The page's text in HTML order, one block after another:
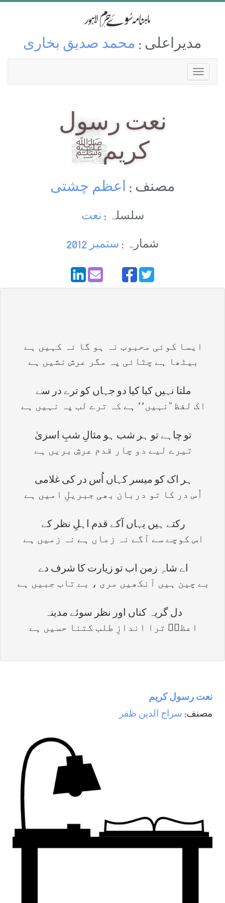
مدیراعلی : محمد صدیق بخاری
نعت رسول
کریمﷺ
مصنف : اعظم چشتی
سلسلہ : نعت
شمارہ : ستمبر 2012
ایسا کوئی محبوب نہ ہو گا نہ کہیں ہے
بیٹھا ہے چٹائی پہ مگر عرش نشیں ہے
ملتا نہیں کیا کیا دو جہاں کو ترے در سے
اک لفظ ‘‘نہیں’’ ہے کہ ترے لب پہ نہیں ہے
تو چاہے تو ہر شب ہو مثالِ شبِ اسریٰ
تیرے لیے دو چار قدم عرشِ بریں ہے
ہر اک کو میسر کہاں اُس در کی غلامی
اُس در کا تو دربان بھی جبریلِ امیں ہے
رکتے ہیں یہاں آکے قدم اہلِ نظر کے
اس کوچے سے آگے نہ زماں ہے نہ زمیں ہے
اے شاہِ زمن اب تو زیارت کا شرف دے
بے چین ہیں آنکھیں مری ، بے تاب جبیں ہے
دل گریہ کناں اور نظر سوئے مدینہ
اعظمؔ ترا اندازِ طلب کتنا حسیں ہے
نعت رسول كريم
مصنف: سراج الدين ظفر